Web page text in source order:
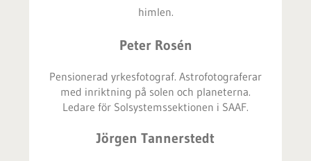
himlen.
Peter Rosén
Pensionerad yrkesfotograf. Astrofotograferar
med inriktning på solen och planeterna.
Ledare för Solsystemssektionen i SAAF.
Jörgen Tannerstedt